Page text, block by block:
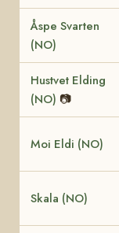
Åspe Svarten
(NO)
Hustvet Elding
(NO) 📷
Moi Eldi (NO)
Skala (NO)